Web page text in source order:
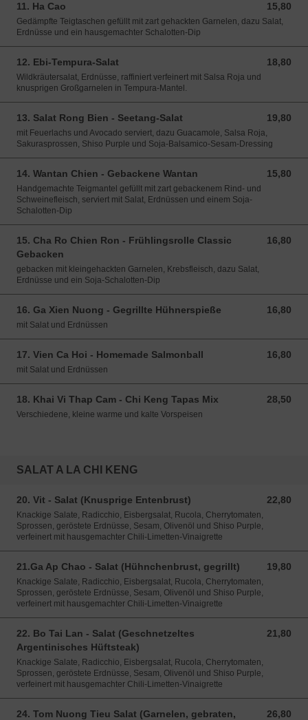
11. Ha Cao 15,80
15,80 EUR
Gedämpfte Teigtaschen gefüllt mit zart gehackten Garnelen, dazu Salat,
Erdnüsse und ein hausgemachter Schalotten-Dip
12. Ebi-Tempura-Salat 18,80
18,80 EUR
Wildkräutersalat, Erdnüsse, raffiniert verfeinert mit Salsa Roja und
knusprigen Großgarnelen in Tempura-Mantel.
13. Salat Rong Bien - Seetang-Salat 19,80
19,80 EUR
mit Feuerlachs und Avocado serviert, dazu Guacamole, Salsa Roja,
Sakurasprossen, Shiso Purple und Soja-Balsamico-Sesam-Dressing
14. Wantan Chien - Gebackene Wantan 15,80
15,80 EUR
Handgemachte Teigmantel gefüllt mit zart gebackenem Rind- und
Schweinefleisch, serviert mit Salat, Erdnüssen und einem Soja-
Schalotten-Dip
15. Cha Ro Chien Ron - Frühlingsrolle Classic
Gebacken
16,80
16,80 EUR
gebacken mit kleingehackten Garnelen, Krebsfleisch, dazu Salat,
Erdnüsse und ein Soja-Schalotten-Dip
16. Ga Xien Nuong - Gegrillte Hühnerspieße 16,80
16,80 EUR
mit Salat und Erdnüssen
17. Vien Ca Hoi - Homemade Salmonball 16,80
16,80 EUR
mit Salat und Erdnüssen
18. Khai Vi Thap Cam - Chi Keng Tapas Mix 28,50
28,50 EUR
Verschiedene, kleine warme und kalte Vorspeisen
SALAT A LA CHI KENG
20. Vit - Salat (Knusprige Entenbrust) 22,80
22,80 EUR
Knackige Salate, Radicchio, Eisbergsalat, Rucola, Cherrytomaten,
Sprossen, geröstete Erdnüsse, Sesam, Olivenöl und Shiso Purple,
verfeinert mit hausgemachter Chili-Limetten-Vinaigrette
21.Ga Ap Chao - Salat (Hühnchenbrust, gegrillt) 19,80
19,80 EUR
Knackige Salate, Radicchio, Eisbergsalat, Rucola, Cherrytomaten,
Sprossen, geröstete Erdnüsse, Sesam, Olivenöl und Shiso Purple,
verfeinert mit hausgemachter Chili-Limetten-Vinaigrette
22. Bo Tai Lan - Salat (Geschnetzeltes
Argentinisches Hüftsteak)
21,80
21,80 EUR
Knackige Salate, Radicchio, Eisbergsalat, Rucola, Cherrytomaten,
Sprossen, geröstete Erdnüsse, Sesam, Olivenöl und Shiso Purple,
verfeinert mit hausgemachter Chili-Limetten-Vinaigrette
24. Tom Nuong Tieu Salat (Garnelen, gebraten,
26,80
26,80 EUR